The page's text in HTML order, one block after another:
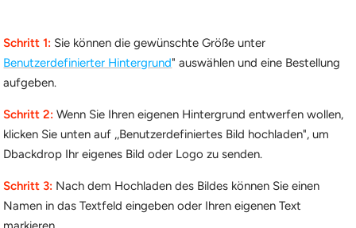
Schritt 1: Sie können die gewünschte Größe unter
Benutzerdefinierter Hintergrund" auswählen und eine Bestellung
aufgeben.
Schritt 2: Wenn Sie Ihren eigenen Hintergrund entwerfen wollen,
klicken Sie unten auf ,,Benutzerdefiniertes Bild hochladen", um
Dbackdrop Ihr eigenes Bild oder Logo zu senden.
Schritt 3: Nach dem Hochladen des Bildes können Sie einen
Namen in das Textfeld eingeben oder Ihren eigenen Text